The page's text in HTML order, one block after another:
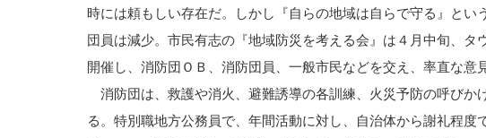
時には頼もしい存在だ。しかし『自らの地域は自らで守る』とい
団員は減少。市民有志の『地域防災を考える会』は４月中旬、タ
開催し、消防団ＯＢ、消防団員、一般市民などを交え、率直な意
消防団は、救護や消火、避難誘導の各訓練、火災予防の呼びか
る。特別職地方公務員で、年間活動に対し、自治体から謝礼程度